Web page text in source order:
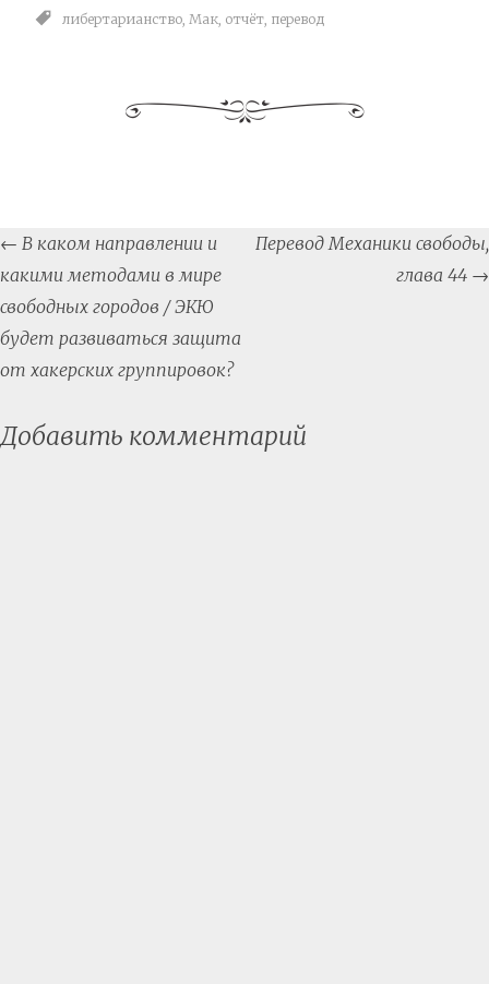
либертарианство Мак отчёт перевод
Post
navigation
← В каком направлении и
какими методами в мире
свободных городов / ЭКЮ
будет развиваться защита
от хакерских группировок?
Перевод Механики свободы,
глава 44 →
Добавить комментарий